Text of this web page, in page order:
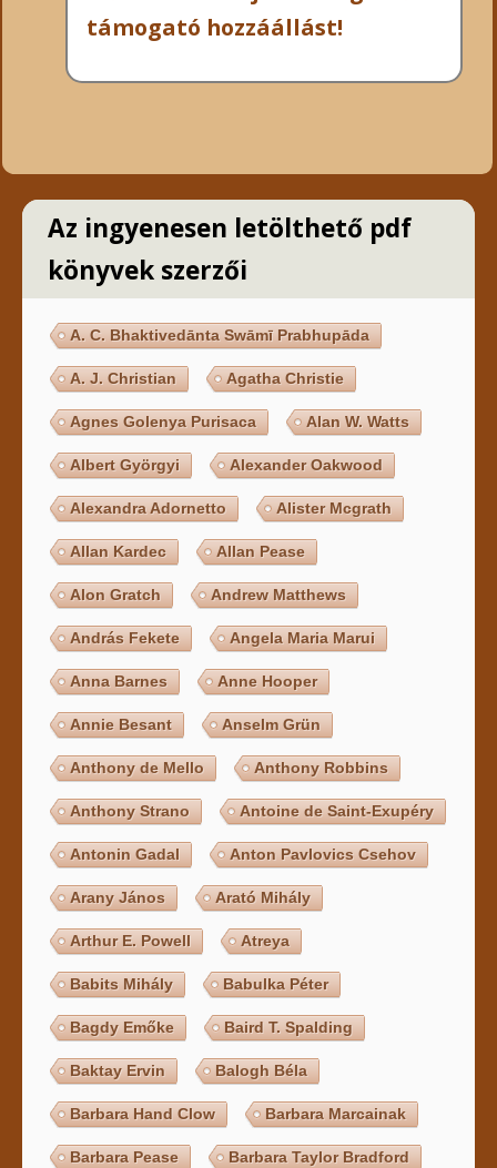
támogató hozzáállást!
Az ingyenesen letölthető pdf
könyvek szerzői
A. C. Bhaktivedānta Swāmī Prabhupāda
A. J. Christian Agatha Christie
Agnes Golenya Purisaca Alan W. Watts
Albert Györgyi Alexander Oakwood
Alexandra Adornetto Alister Mcgrath
Allan Kardec Allan Pease
Alon Gratch Andrew Matthews
András Fekete Angela Maria Marui
Anna Barnes Anne Hooper
Annie Besant Anselm Grün
Anthony de Mello Anthony Robbins
Anthony Strano Antoine de Saint-Exupéry
Antonin Gadal Anton Pavlovics Csehov
Arany János Arató Mihály
Arthur E. Powell Atreya
Babits Mihály Babulka Péter
Bagdy Emőke Baird T. Spalding
Baktay Ervin Balogh Béla
Barbara Hand Clow Barbara Marcainak
Barbara Pease Barbara Taylor Bradford